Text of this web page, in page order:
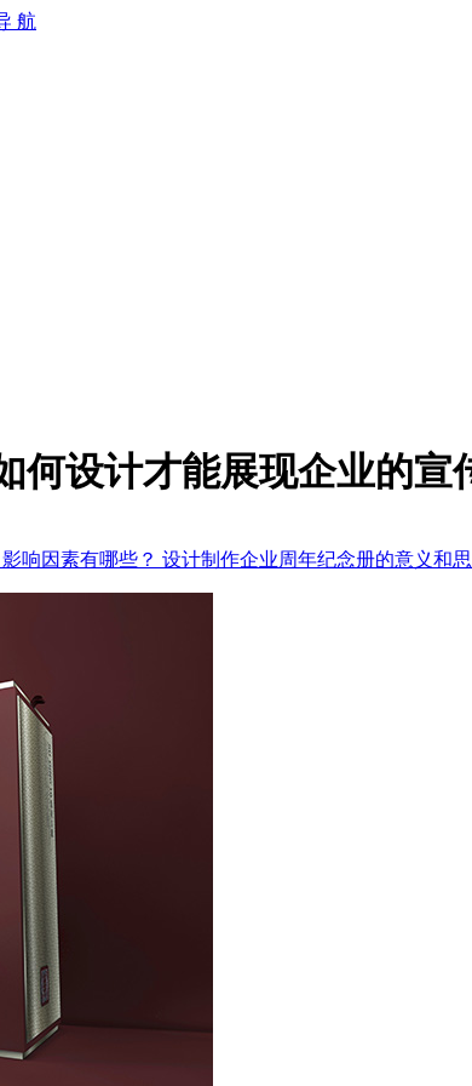
航
何设计才能展现企业的宣
响因素有哪些？ 设计制作企业周年纪念册的意义和